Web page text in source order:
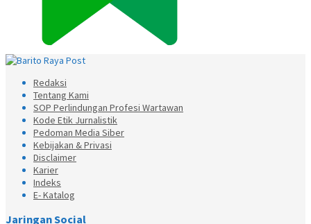
Redaksi
Tentang Kami
SOP Perlindungan Profesi Wartawan
Kode Etik Jurnalistik
Pedoman Media Siber
Kebijakan & Privasi
Disclaimer
Karier
Indeks
E- Katalog
Jaringan Social